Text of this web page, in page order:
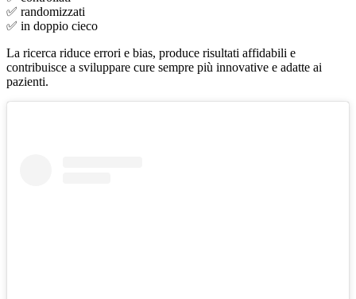
✅ randomizzati
✅ in doppio cieco
La ricerca riduce errori e bias, produce risultati affidabili e
contribuisce a sviluppare cure sempre più innovative e adatte ai
pazienti.